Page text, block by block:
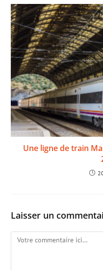
Une ligne de train
Laisser un